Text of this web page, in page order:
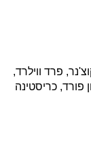
, פרד ווילרד,
פורד, כריסטינה